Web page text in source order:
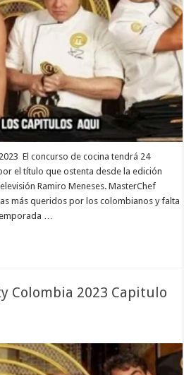
El concurso de cocina tendrá 24
el título que ostenta desde la edición
Ramiro Meneses. MasterChef
más queridos por los colombianos y falta
…
Colombia 2023 Capitulo